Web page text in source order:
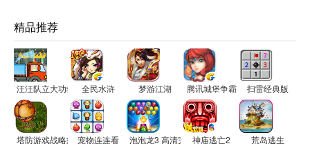
精品推荐
汪汪队立大功救火救援小游戏
全民水浒 梦游江湖 腾讯城堡争霸 扫雷经典版
塔防游戏战略疯狂网游宠物连连看 泡泡龙3 高清完美版神庙逃亡2 荒岛逃生